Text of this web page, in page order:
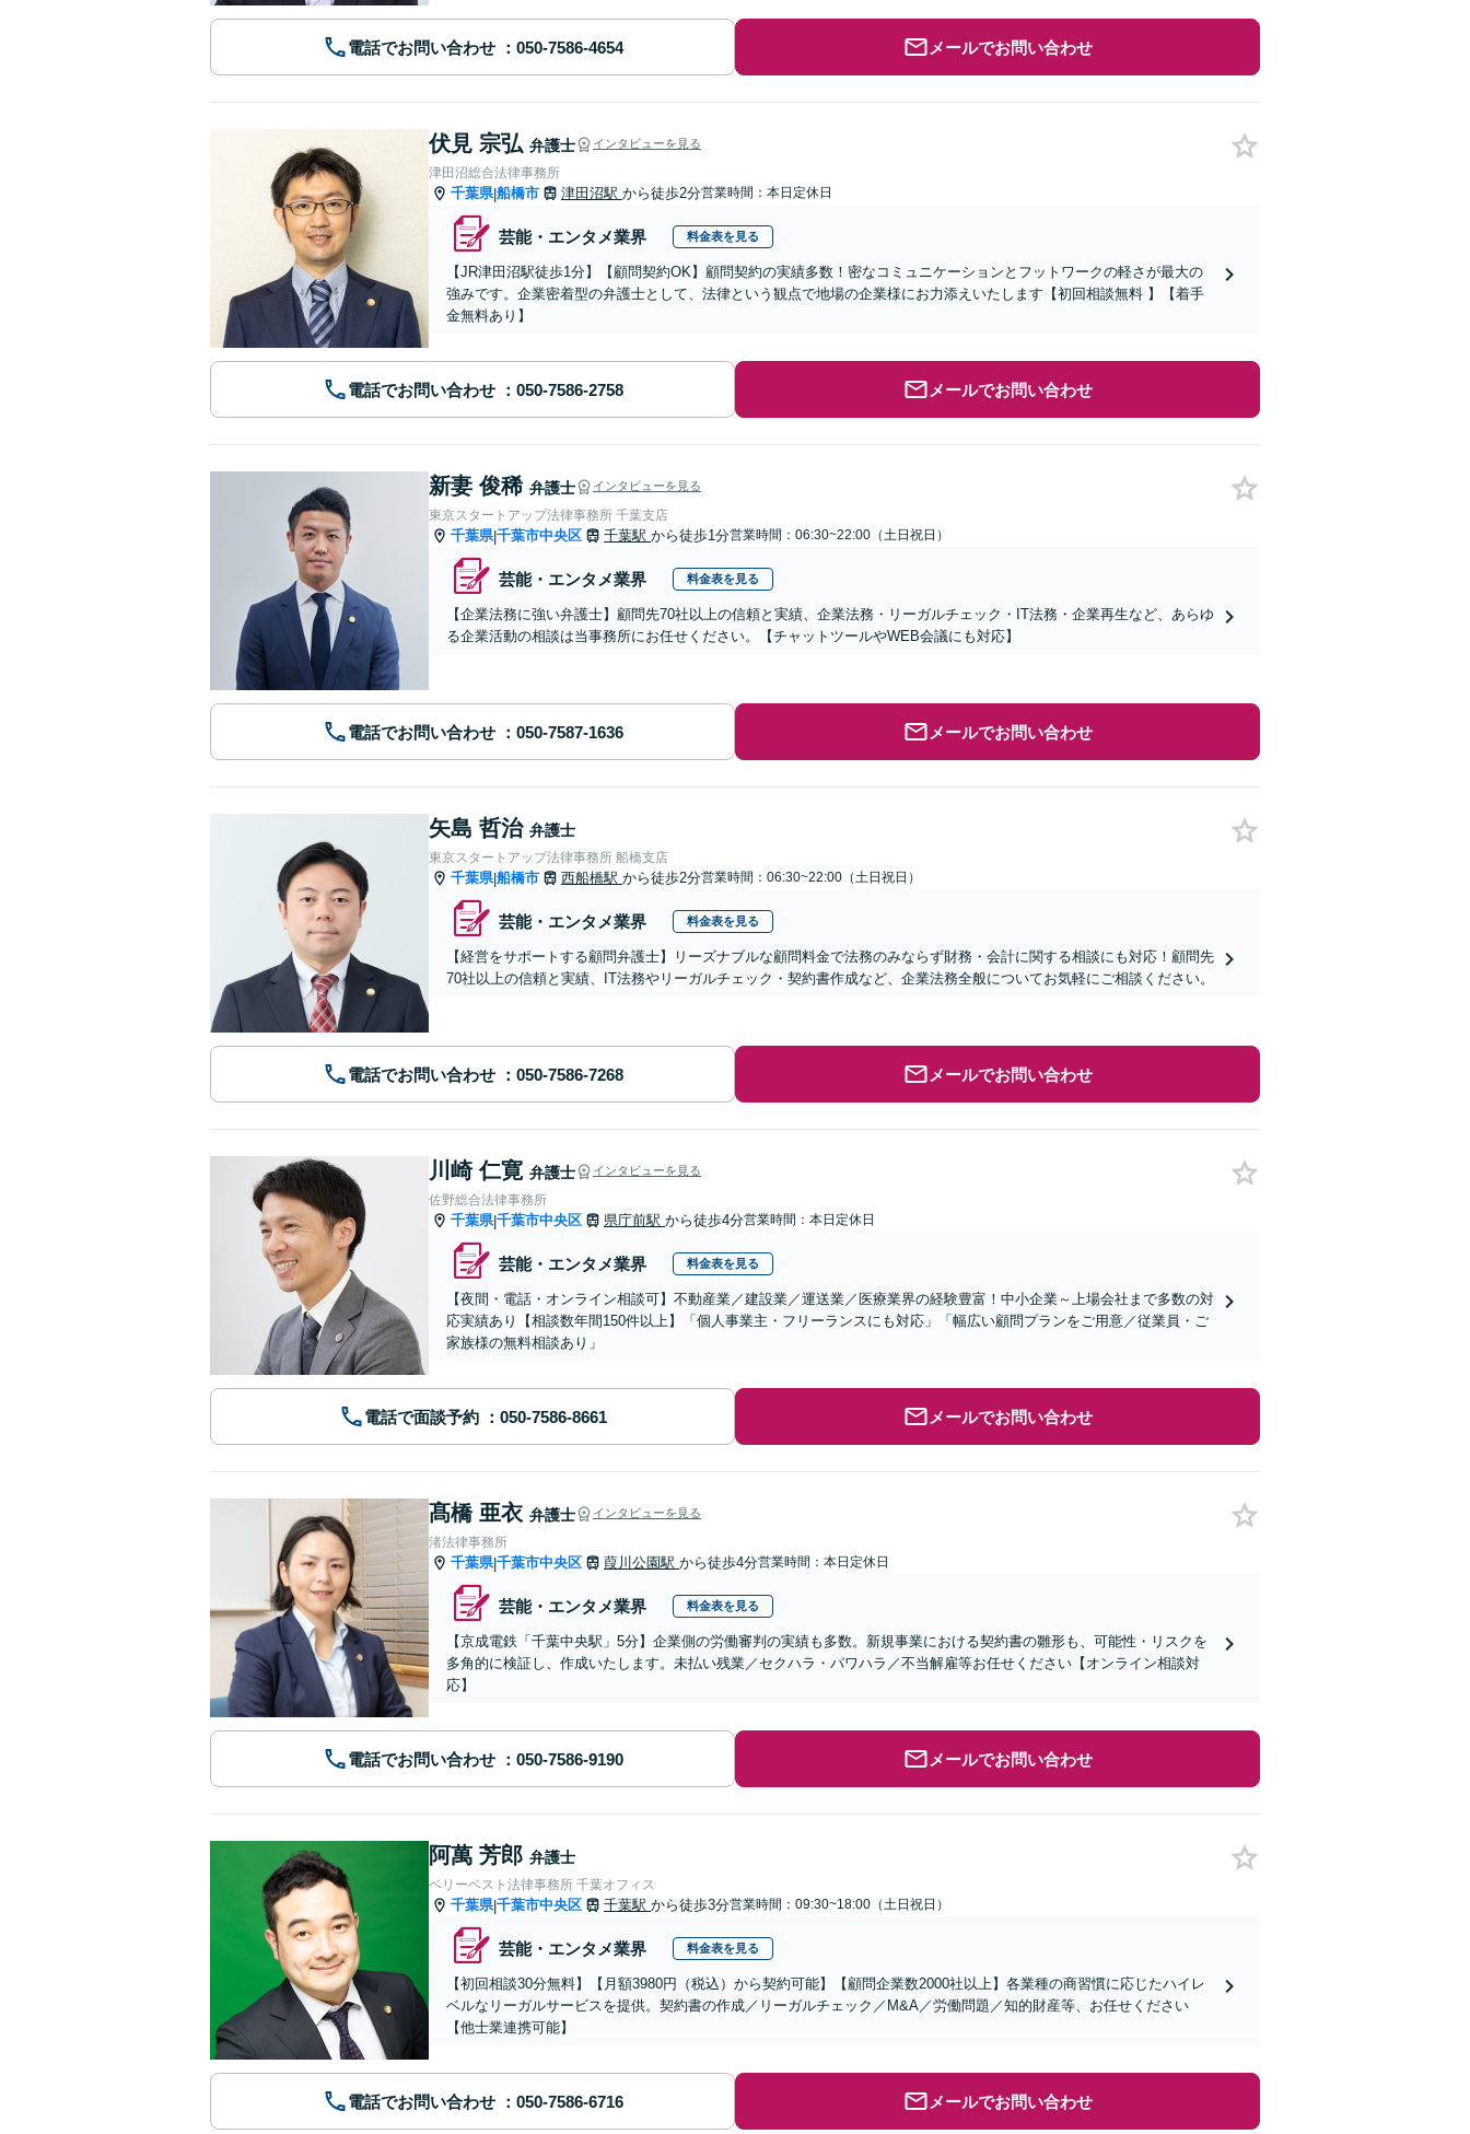
電話でお問い合わせ メールでお問い合わせ
伏見 宗弘 弁護士 インタビューを見る
津田沼総合法律事務所
千葉県|船橋市 津田沼駅 から徒歩2分営業時間：本日定休日
芸能・エンタメ業界 料金表を見る
【JR津田沼駅徒歩1分】【顧問契約OK】顧問契約の実績多数！密なコミュニケーションとフットワークの軽さが最大の
強みです。企業密着型の弁護士として、法律という観点で地場の企業様にお力添えいたします【初回相談無料 】【着手
金無料あり】
電話でお問い合わせ メールでお問い合わせ
新妻 俊稀 弁護士 インタビューを見る
東京スタートアップ法律事務所 千葉支店
千葉県|千葉市中央区 千葉駅 から徒歩1分営業時間：06:30~22:00（土日祝日）
芸能・エンタメ業界 料金表を見る
【企業法務に強い弁護士】顧問先70社以上の信頼と実績、企業法務・リーガルチェック・IT法務・企業再生など、あらゆ
る企業活動の相談は当事務所にお任せください。【チャットツールやWEB会議にも対応】
電話でお問い合わせ メールでお問い合わせ
矢島 哲治 弁護士
東京スタートアップ法律事務所 船橋支店
千葉県|船橋市 西船橋駅 から徒歩2分営業時間：06:30~22:00（土日祝日）
芸能・エンタメ業界 料金表を見る
【経営をサポートする顧問弁護士】リーズナブルな顧問料金で法務のみならず財務・会計に関する相談にも対応！顧問先
70社以上の信頼と実績、IT法務やリーガルチェック・契約書作成など、企業法務全般についてお気軽にご相談ください。
電話でお問い合わせ メールでお問い合わせ
川崎 仁寛 弁護士 インタビューを見る
佐野総合法律事務所
千葉県|千葉市中央区 県庁前駅 から徒歩4分営業時間：本日定休日
芸能・エンタメ業界 料金表を見る
【夜間・電話・オンライン相談可】不動産業／建設業／運送業／医療業界の経験豊富！中小企業～上場会社まで多数の対
応実績あり【相談数年間150件以上】「個人事業主・フリーランスにも対応」「幅広い顧問プランをご用意／従業員・ご
家族様の無料相談あり」
電話で面談予約 メールでお問い合わせ
髙橋 亜衣 弁護士 インタビューを見る
渚法律事務所
千葉県|千葉市中央区 葭川公園駅 から徒歩4分営業時間：本日定休日
芸能・エンタメ業界 料金表を見る
【京成電鉄「千葉中央駅」5分】企業側の労働審判の実績も多数。新規事業における契約書の雛形も、可能性・リスクを
多角的に検証し、作成いたします。未払い残業／セクハラ・パワハラ／不当解雇等お任せください【オンライン相談対
応】
電話でお問い合わせ メールでお問い合わせ
阿萬 芳郎 弁護士
ベリーベスト法律事務所 千葉オフィス
千葉県|千葉市中央区 千葉駅 から徒歩3分営業時間：09:30~18:00（土日祝日）
芸能・エンタメ業界 料金表を見る
【初回相談30分無料】【月額3980円（税込）から契約可能】【顧問企業数2000社以上】各業種の商習慣に応じたハイレ
ベルなリーガルサービスを提供。契約書の作成／リーガルチェック／M&A／労働問題／知的財産等、お任せください
【他士業連携可能】
電話でお問い合わせ メールでお問い合わせ